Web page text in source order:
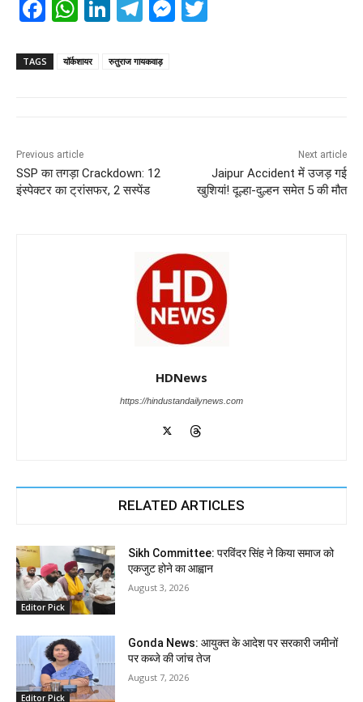
F
c
o
k
W
at
p
Li
k
T
e
M
TAGS यॉर्कशायर रुतुराज गायकवाड़
Previous article
SSP का तगड़ा Crackdown: 12
इंस्पेक्टर का ट्रांसफर, 2 सस्पेंड
Next article
Jaipur Accident में उजड़ गई
खुशियां! दूल्हा-दुल्हन समेत 5 की मौत
HDNews
https://hindustandailynews.com
RELATED ARTICLES
Editor Pick
Sikh Committee: परविंदर सिंह ने किया समाज को
एकजुट होने का आह्वान
August 3, 2026
Editor Pick
Gonda News: आयुक्त के आदेश पर सरकारी जमीनों
पर कब्जे की जांच तेज
August 7, 2026